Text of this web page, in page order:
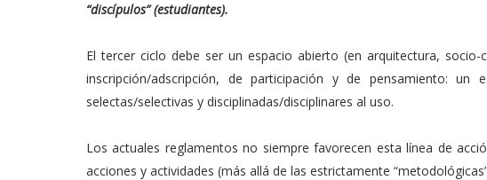
“discípulos” (estudiantes).
El tercer ciclo debe ser un espacio abierto (en arquitectura,
inscripción/adscripción, de participación y de pensamiento:
selectas/selectivas y disciplinadas/disciplinares al uso.
Los actuales reglamentos no siempre favorecen esta línea de
acciones y actividades (más allá de las estrictamente